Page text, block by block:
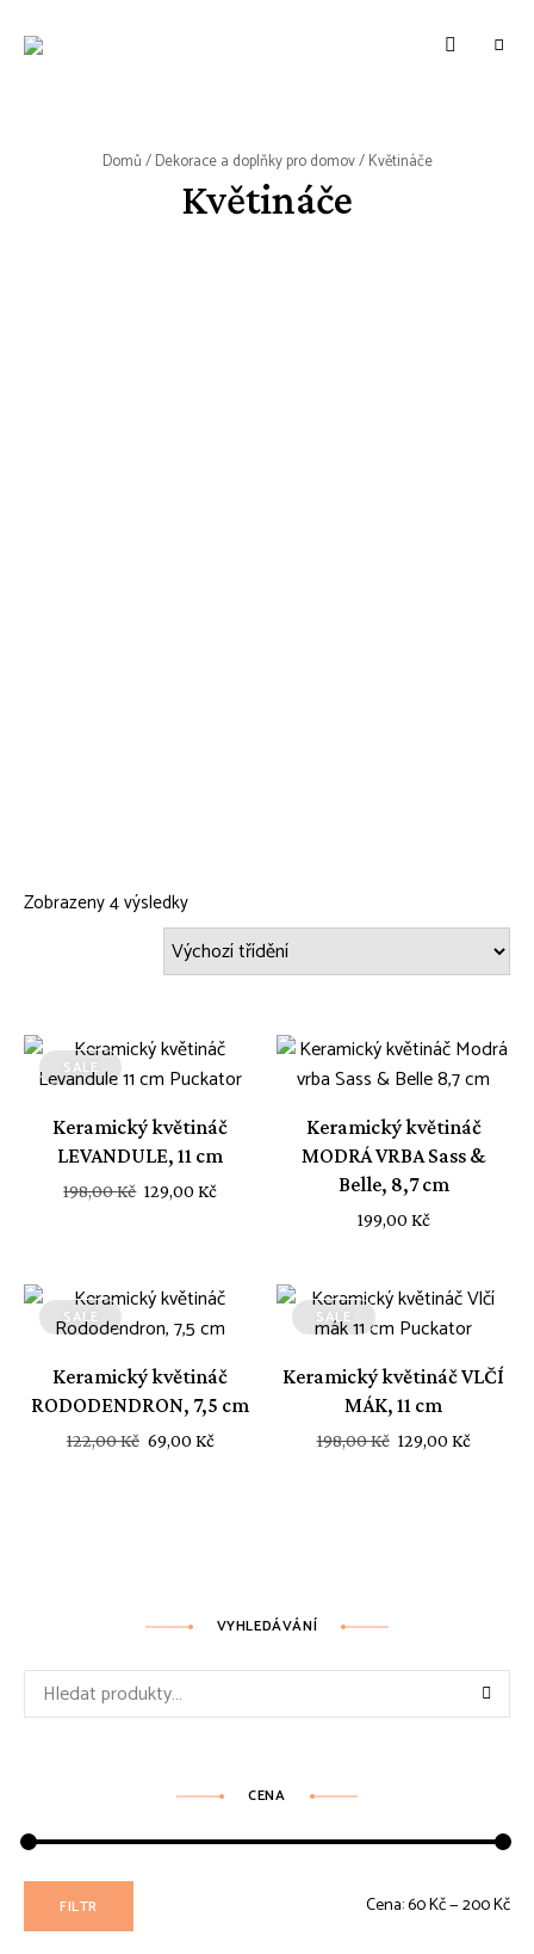
WWW.VUNE-
Food
Domů/Dekorace a doplňky pro domov/ Květináče
Květináče
Zobrazeny 4 výsledky
SALE
Keramický květináč
LEVANDULE, 11 cm
198,00Kč Původní
129,00KčAktuální
Keramický květináč
MODRÁ VRBA Sass &
Belle, 8,7 cm
199,00 Kč
SALE
Keramický květináč
RODODENDRON, 7,5 cm
122,00Kč Původní
69,00 KčAktuální
SALE
Keramický květináč VLČÍ
MÁK, 11 cm
198,00Kč Původní
129,00 Kč
VYHLEDÁVÁNÍ
Hledat:
CENA
FILTR Cena:60 Kč—200 Kč